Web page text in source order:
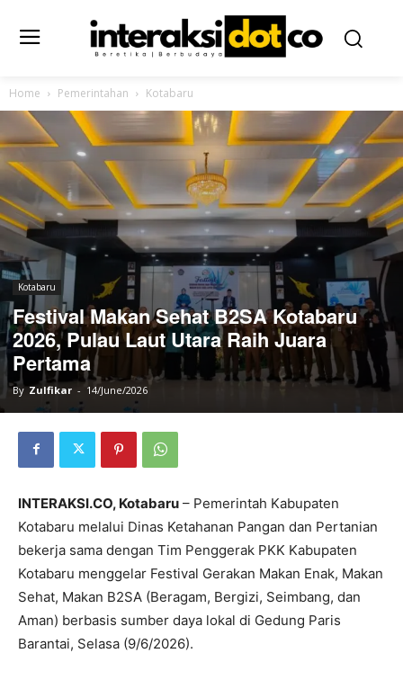
Home Pemerintahan Kotabaru
Kotabaru
Festival Makan Sehat B2SA Kotabaru
2026, Pulau Laut Utara Raih Juara
Pertama
By Zulfikar - 14/June/2026
INTERAKSI.CO, Kotabaru – Pemerintah Kabupaten
Kotabaru melalui Dinas Ketahanan Pangan dan Pertanian
bekerja sama dengan Tim Penggerak PKK Kabupaten
Kotabaru menggelar Festival Gerakan Makan Enak, Makan
Sehat, Makan B2SA (Beragam, Bergizi, Seimbang, dan
Aman) berbasis sumber daya lokal di Gedung Paris
Barantai, Selasa (9/6/2026).